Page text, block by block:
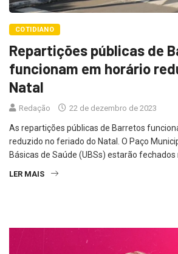
COTIDIANO
Repartições públicas de
funcionam em horário
Natal
Redação 22 de dezembro de 2023
As repartições públicas de Barretos
reduzido no feriado do Natal. O Paço
Básicas de Saúde (UBSs) estarão
LER MAIS